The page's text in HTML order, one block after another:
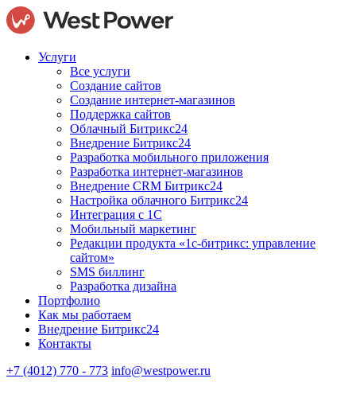
Услуги
Все услуги
Создание сайтов
Создание интернет-магазинов
Поддержка сайтов
Облачный Битрикс24
Внедрение Битрикс24
Разработка мобильного приложения
Разработка интернет-магазинов
Внедрение CRM Битрикс24
Настройка облачного Битрикс24
Интеграция с 1С
Мобильный маркетинг
Редакции продукта «1с-битрикс: управление
сайтом»
SMS биллинг
Разработка дизайна
Портфолио
Как мы работаем
Внедрение Битрикс24
Контакты
+7 (4012) 770 - 773 info@westpower.ru